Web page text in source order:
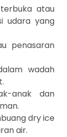
atau
udara yang
penasaran
wadah
anak dan
dry ice
air.